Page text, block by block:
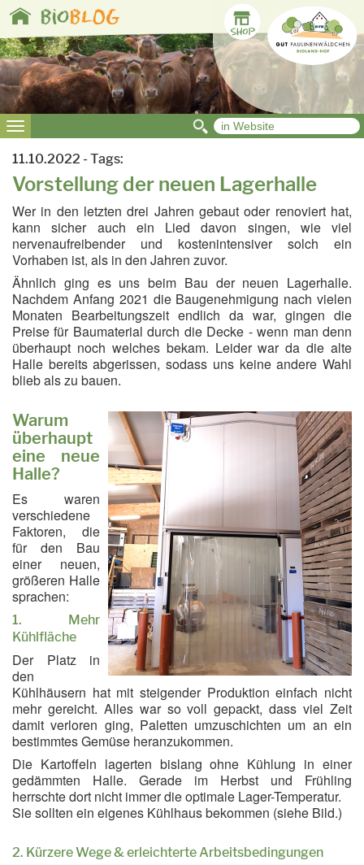
Toggle
navigation
bioBLOG
Toggle
navigation
11.10.2022 - Tags:
Vorstellung der neuen Lagerhalle
Wer in den letzten drei Jahren gebaut oder renoviert hat,
kann sicher auch ein Lied davon singen, wie viel
nervenaufreibender und kostenintensiver solch ein
Vorhaben ist, als in den Jahren zuvor.
Ähnlich ging es uns beim Bau der neuen Lagerhalle.
Nachdem Anfang 2021 die Baugenehmigung nach vielen
Monaten Bearbeitungszeit endlich da war, gingen die
Preise für Baumaterial durch die Decke - wenn man denn
überhaupt noch welches bekam. Leider war da die alte
Halle bereits abgerissen, sodass uns keine andere Wahl
blieb als zu bauen.
Warum
überhaupt
eine neue
Halle?
Es waren
verschiedene
Faktoren, die
für den Bau
einer neuen,
größeren Halle
sprachen:
1. Mehr
Kühlfläche
Der Platz in
den
Kühlhäusern hat mit steigender Produktion einfach nicht
mehr gereicht. Alles war so voll gepackt, dass viel Zeit
damit verloren ging, Paletten umzuschichten um an ein
bestimmtes Gemüse heranzukommen.
Die Kartoffeln lagerten bislang ohne Kühlung in einer
gedämmten Halle. Gerade im Herbst und Frühling
herrschte dort nicht immer die optimale Lager-Temperatur.
Sie sollten ein eigenes Kühlhaus bekommen (siehe Bild.)
2. Kürzere Wege & erleichterte Arbeitsbedingungen